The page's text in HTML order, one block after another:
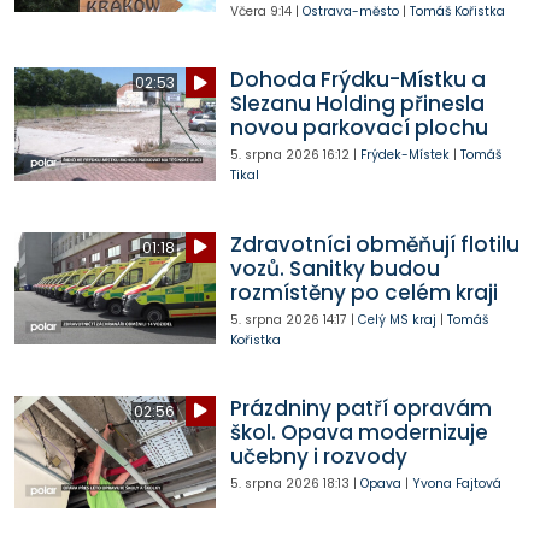
Včera 9:14| Ostrava-město| Tomáš Kořistka
02:53
Dohoda Frýdku-Místku a
Slezanu Holding přinesla
novou parkovací plochu
5. srpna 2026 16:12| Frýdek-Místek| Tomáš
Tikal
01:18
Zdravotníci obměňují flotilu
vozů. Sanitky budou
rozmístěny po celém kraji
5. srpna 2026 14:17 | Celý MS kraj | Tomáš
Kořistka
02:56
Prázdniny patří opravám
škol. Opava modernizuje
učebny i rozvody
5. srpna 2026 18:13 | Opava | Yvona Fajtová